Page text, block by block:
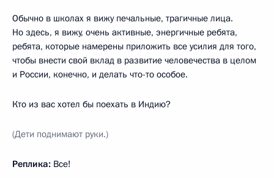
Обычно в школах я вижу печальные, трагичные лица.
Но здесь, я вижу, очень активные, энергичные ребята,
ребята, которые намерены приложить все усилия для того,
чтобы внести свой вклад в развитие человечества в целом
и России, конечно, и делать что-то особое.
Кто из вас хотел бы поехать в Индию?
(Дети поднимают руки.)
Реплика: Все!